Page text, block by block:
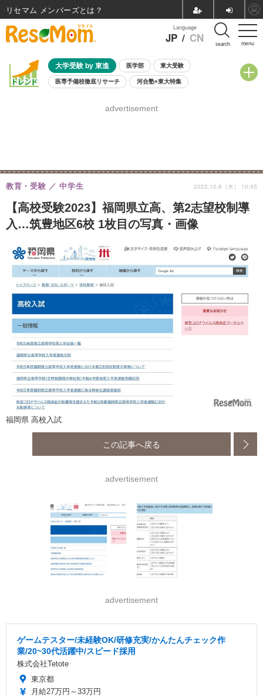
menu
Language
JP / CN search
大学受験 by 東進 医学部 東大受験
医専予備校徹底リサーチ 河合塾×東大特集
8月開催学校説明会・相談会
advertisement
【高校受験2023】福岡県立高、第2志望校制導
入…筑豊地区6校 1枚目の写真・画像
教育・受験 中学生 2022.10.6（木） 10:45
福岡県 高校入試
この記事へ戻る
advertisement
advertisement
ゲームテスター/未経験OK/研修充実/かんたんチェック作
業/20~30代活躍中/スピード採用
株式会社Tetote
東京都
月給27万円～33万円
リセマム メンバーズ